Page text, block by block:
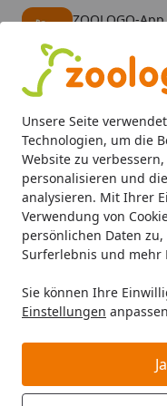
Unsere Seite
Technologien, um die
Website zu
personalisieren und
analysieren. Mit Ihrer
Verwendung von
persönlichen Daten
Surferlebnis und mehr
Sie können Ihre
Einstellungen
ZOOLOGO-App
Alle Produkte
Mein Konto
Suchen
Startseite
Hund Hundenäpfe
NOBBY